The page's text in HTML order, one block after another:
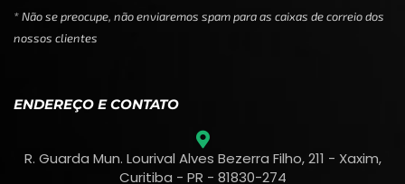
* Não se preocupe, não enviaremos spam para as caixas de correio dos
nossos clientes
ENDEREÇO E CONTATO
R. Guarda Mun. Lourival Alves Bezerra Filho, 211 - Xaxim,
Curitiba - PR - 81830-274